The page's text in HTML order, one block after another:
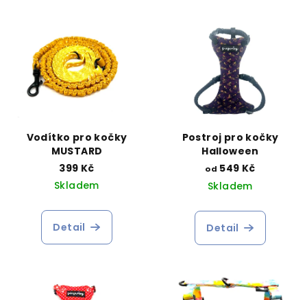
Vodítko pro kočky
MUSTARD
399 Kč
Skladem
Detail
Postroj pro kočky
Halloween
od 549 Kč
Skladem
Detail